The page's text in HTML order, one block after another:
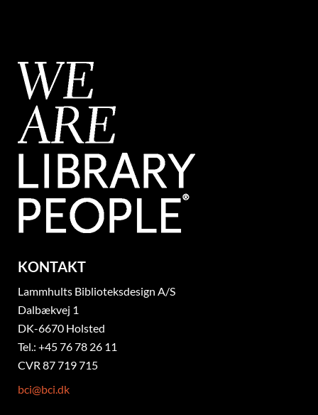
KONTAKT
Lammhults Biblioteksdesign A/S
Dalbækvej 1
DK-6670 Holsted
Tel.: +45 76 78 26 11
CVR 87 719 715
bci@bci.dk